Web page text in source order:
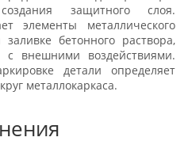
защитного слоя.
элементы металлического
бетонного раствора,
с внешними воздействиями.
детали определяет
металлокаркаса.